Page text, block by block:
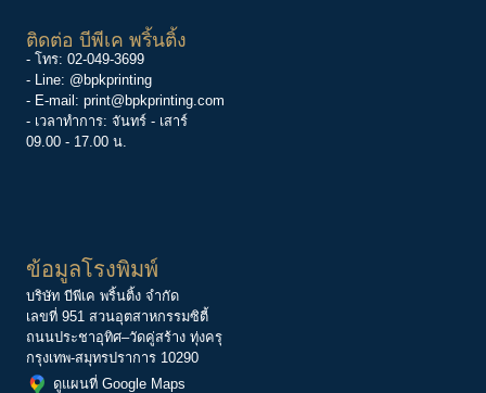
ติดต่อ บีพีเค พริ้นติ้ง
- โทร: 02-049-3699
- Line: @bpkprinting
- E-mail: print@bpkprinting.com
- เวลาทำการ: จันทร์ - เสาร์
09.00 - 17.00 น.
ข้อมูลโรงพิมพ์
บริษัท บีพีเค พริ้นติ้ง จำกัด
เลขที่ 951 สวนอุตสาหกรรมซิตี้
ถนนประชาอุทิศ–วัดคู่สร้าง ทุ่งครุ
กรุงเทพ-สมุทรปราการ 10290
ดูแผนที่ Google Maps